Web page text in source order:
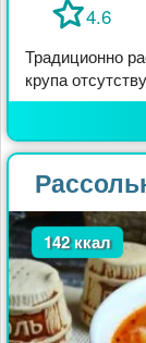
4.6
Традиционно
крупа
142 ккал